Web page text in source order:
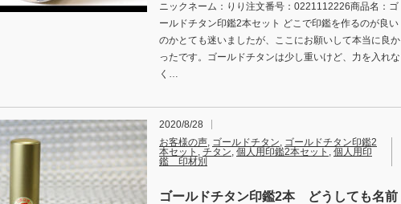
ニックネーム：りり注文番号：0221112226商品名：ゴ
ールドチタン印鑑2本セット どこで印鑑を作るのが良い
のかとても迷いましたが、ここにお願いして本当に良か
ったです。ゴールドチタンは少し重いけど、力を入れな
く…
2020/8/28
お客様の声, ゴールドチタン, ゴールドチタン印鑑2
本セット , チタン, 個人用印鑑2本セット , 個人用印
鑑 印材別
ゴールドチタン印鑑2本 どうしても名前